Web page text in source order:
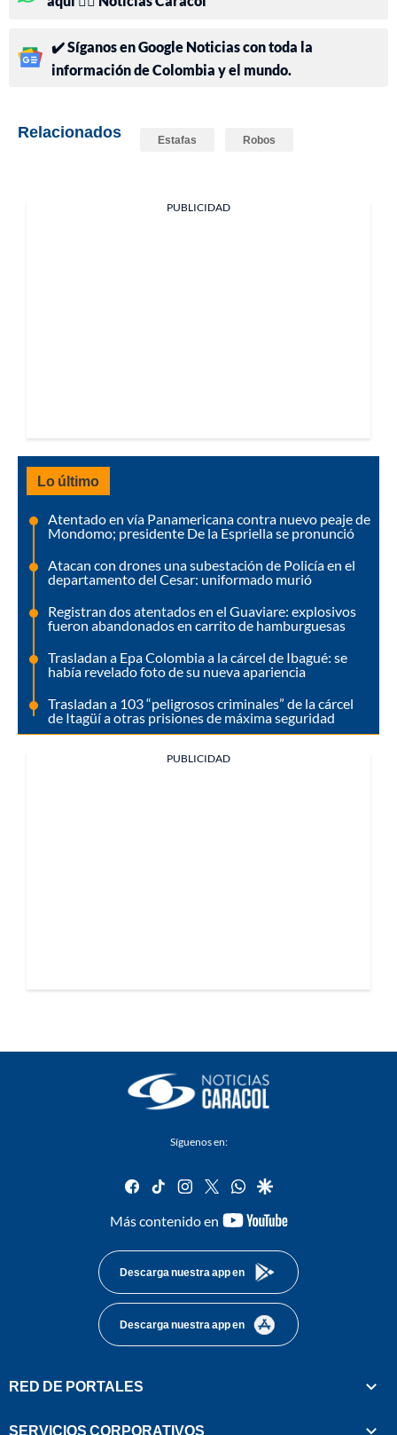
✔️ Síganos en Google Noticias con toda la
información de Colombia y el mundo.
Relacionados Estafas Robos
PUBLICIDAD
Lo último
Atentado en vía Panamericana contra nuevo peaje de
Mondomo; presidente De la Espriella se pronunció
Atacan con drones una subestación de Policía en el
departamento del Cesar: uniformado murió
Registran dos atentados en el Guaviare: explosivos
fueron abandonados en carrito de hamburguesas
Trasladan a Epa Colombia a la cárcel de Ibagué: se
había revelado foto de su nueva apariencia
Trasladan a 103 “peligrosos criminales” de la cárcel
de Itagüí a otras prisiones de máxima seguridad
PUBLICIDAD
Síguenos en:
facebook
tiktok instagram
twitterwhatsapp
google
Más contenido en
youtube-
Descarga nuestra app en
Descarga nuestra app en
RED DE PORTALES
SERVICIOS CORPORATIVOS